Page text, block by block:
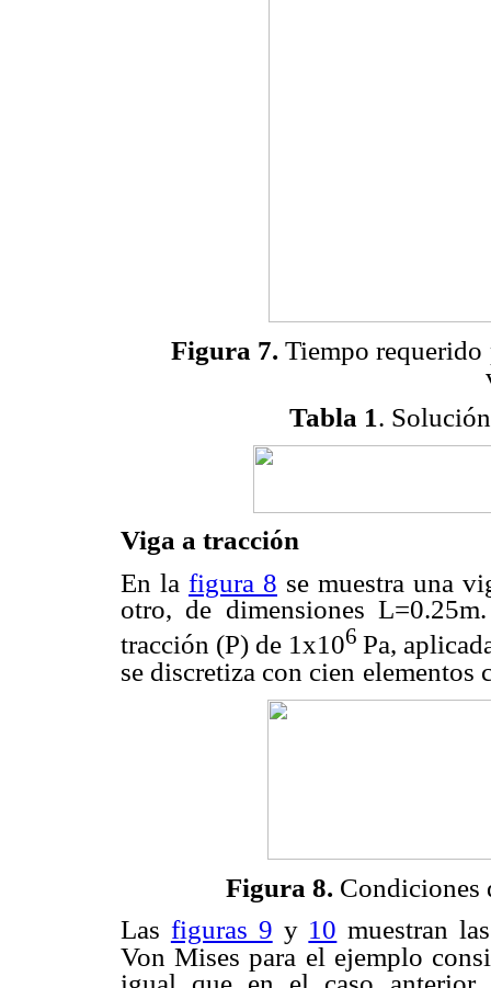
Figura 7. Tiempo requerido
Tabla 1.
Viga a tracción
En la figura 8 se muestra una
otro, de dimensiones
tracción (P) de 1x106 Pa,
se discretiza con cien elementos
Figura 8. Condiciones
Las figuras 9 y 10 muestran
Von Mises para el ejemplo